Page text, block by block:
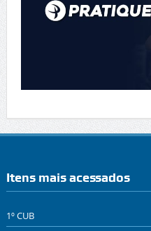
Itens mais acessados
1º CUB